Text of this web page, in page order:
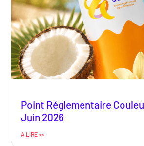
Point Réglementaire
Juin 2026
A LIRE >>